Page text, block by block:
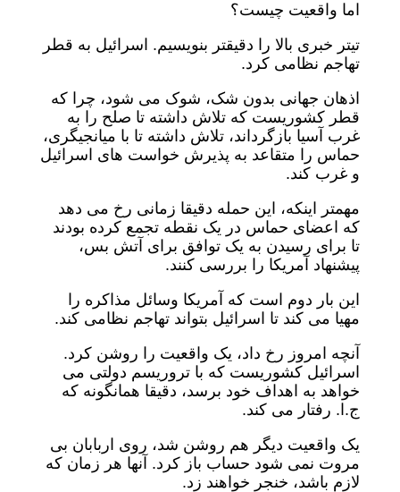
اما واقعیت چیست؟
تیتر خبری بالا را دقیقتر بنویسیم. اسرائیل به قطر
تهاجم نظامی کرد.
اذهان جهانی بدون شک، شوک می شود، چرا که
قطر کشوریست که تلاش داشته تا صلح را به
غرب آسیا بازگرداند، تلاش داشته تا با میانجیگری،
حماس را متقاعد به پذیرش خواست های اسرائیل
و غرب کند.
مهمتر اینکه، این حمله دقیقا زمانی رخ می دهد
که اعضای حماس در یک نقطه تجمع کرده بودند
تا برای رسیدن به یک توافق برای آتش بس،
پیشنهاد آمریکا را بررسی کنند.
این بار دوم است که آمریکا وسائل مذاکره را
مهیا می کند تا اسرائیل بتواند تهاجم نظامی کند.
آنچه امروز رخ داد، یک واقعیت را روشن کرد.
اسرائیل کشوریست که با تروریسم دولتی می
خواهد به اهداف خود برسد، دقیقا همانگونه که
ج.ا. رفتار می کند.
یک واقعیت دیگر هم روشن شد، روی اربابان بی
مروت نمی شود حساب باز کرد. آنها هر زمان که
لازم باشد، خنجر خواهند زد.